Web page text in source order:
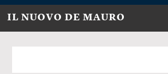
IL NUOVO DE MAURO